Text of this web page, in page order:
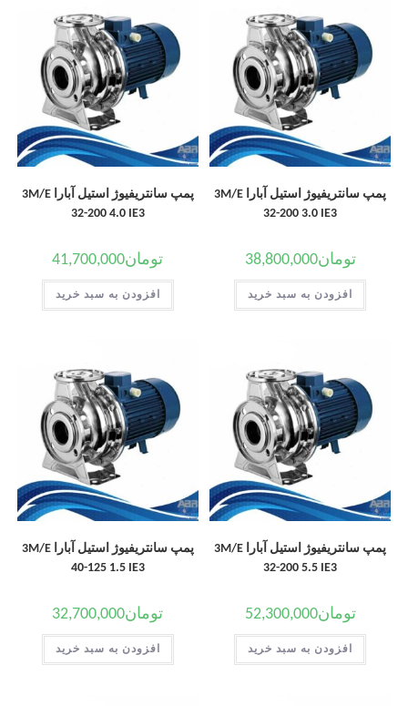
پمپ سانتریفیوژ استیل آبارا 3M/E
32-200 3.0 IE3
تومان38,800,000
افزودن به سبد خرید
پمپ سانتریفیوژ استیل آبارا 3M/E
32-200 4.0 IE3
تومان41,700,000
افزودن به سبد خرید
پمپ سانتریفیوژ استیل آبارا 3M/E
32-200 5.5 IE3
تومان52,300,000
افزودن به سبد خرید
پمپ سانتریفیوژ استیل آبارا 3M/E
40-125 1.5 IE3
تومان32,700,000
افزودن به سبد خرید